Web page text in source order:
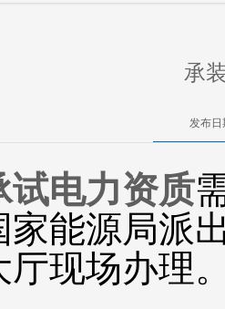
承
发布
试电力资质
家能源局派
厅现场办理